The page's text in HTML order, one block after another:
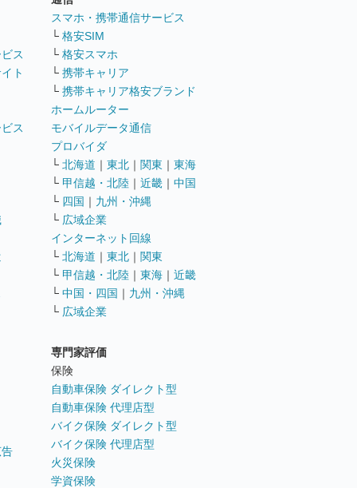
ス
ト
ス
スマホ・携帯通信サービス
└ 格安SIM
└ 格安スマホ
└ 携帯キャリア
└ 携帯キャリア格安ブランド
ホームルーター
モバイルデータ通信
プロバイダ
└ 北海道 ｜ 東北 ｜ 関東 ｜ 東海
└ 甲信越・北陸 ｜ 近畿 ｜ 中国
└ 四国 ｜ 九州・沖縄
└ 広域企業
インターネット回線
└ 北海道 ｜ 東北 ｜ 関東
└ 甲信越・北陸 ｜ 東海 ｜ 近畿
└ 中国・四国 ｜ 九州・沖縄
└ 広域企業
専門家評価
保険
自動車保険 ダイレクト型
自動車保険 代理店型
バイク保険 ダイレクト型
バイク保険 代理店型
火災保険
学資保険